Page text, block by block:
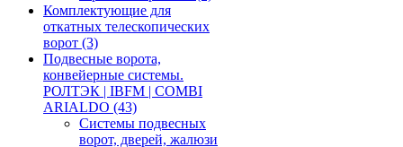
Комплектующие для
откатных телескопических
ворот (3)
Подвесные ворота,
конвейерные системы.
РОЛТЭК | IBFM | COMBI
ARIALDO (43)
Системы подвесных
ворот, дверей, жалюзи